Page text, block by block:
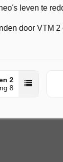
leven te
door VTM
2
8